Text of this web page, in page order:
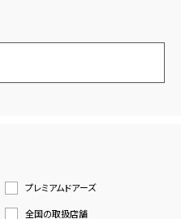
プレミアムドアーズ
全国の取扱店舗